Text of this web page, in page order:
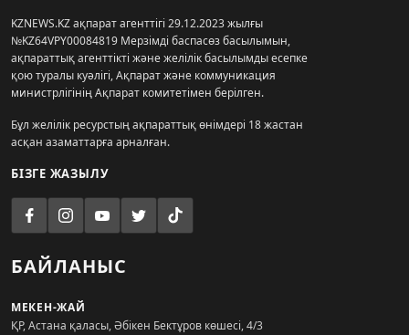
KZNEWS.KZ ақпарат агенттігі 29.12.2023 жылғы
№KZ64VPY00084819 Мерзімді баспасөз басылымын,
ақпараттық агенттікті және желілік басылымды есепке
қою туралы куәлігі, Ақпарат және коммуникация
министрлігінің Ақпарат комитетімен берілген.
Бұл желілік ресурстың ақпараттық өнімдері 18 жастан
асқан азаматтарға арналған.
БІЗГЕ ЖАЗЫЛУ
БАЙЛАНЫС
МЕКЕН-ЖАЙ
ҚР, Астана қаласы, Әбікен Бектұров көшесі, 4/3